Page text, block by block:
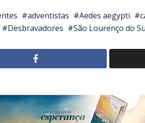
adventistas Aedes aegypti
Desbravadores São Lourenço do